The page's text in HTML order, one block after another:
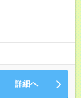
詳細へ